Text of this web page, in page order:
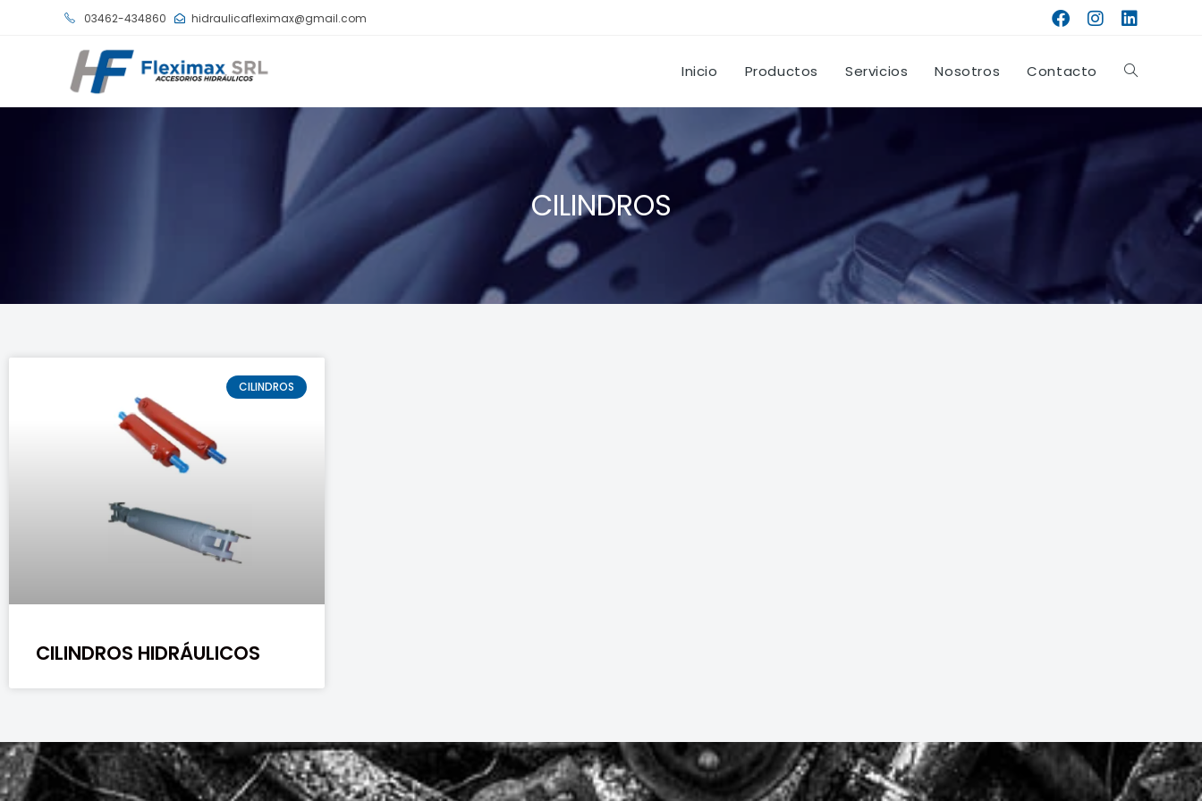
03462-434860 hidraulicafleximax@gmail.com
Inicio Productos Servicios Nosotros Contacto
CILINDROS
CILINDROS
CILINDROS HIDRÁULICOS